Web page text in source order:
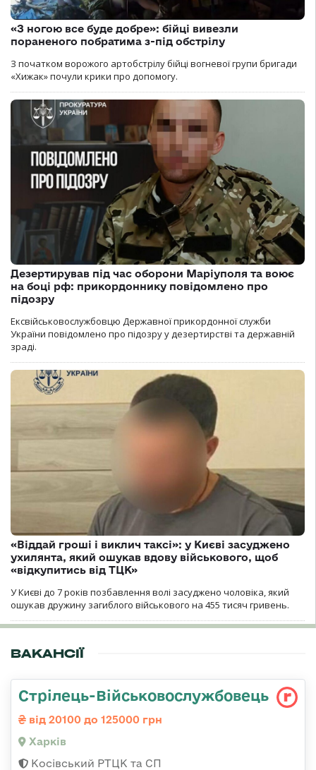
«З ногою все буде добре»: бійці вивезли
пораненого побратима з-під обстрілу
З початком ворожого артобстрілу бійці вогневої групи бригади
«Хижак» почули крики про допомогу.
Дезертирував під час оборони Маріуполя та воює
на боці рф: прикордоннику повідомлено про
підозру
Ексвійськовослужбовцю Державної прикордонної служби
України повідомлено про підозру у дезертирстві та державній
зраді.
«Віддай гроші і виклич таксі»: у Києві засуджено
ухилянта, який ошукав вдову військового, щоб
«відкупитись від ТЦК»
У Києві до 7 років позбавлення волі засуджено чоловіка, який
ошукав дружину загиблого військового на 455 тисяч гривень.
ВАКАНСІЇ
Стрілець-Військовослужбовець
від 20100 до 125000 грн
Харків
Косівський РТЦК та СП